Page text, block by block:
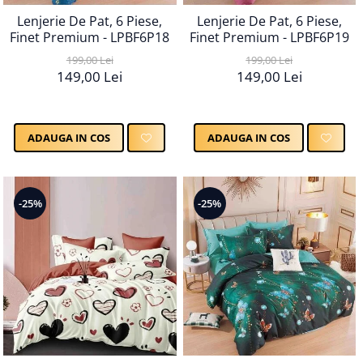
Lenjerie De Pat, 6 Piese,
Finet Premium - LPBF6P18
199,00 Lei
149,00 Lei
ADAUGA IN COS
Lenjerie De Pat, 6 Piese,
Finet Premium - LPBF6P19
199,00 Lei
149,00 Lei
ADAUGA IN COS
-25% -25%